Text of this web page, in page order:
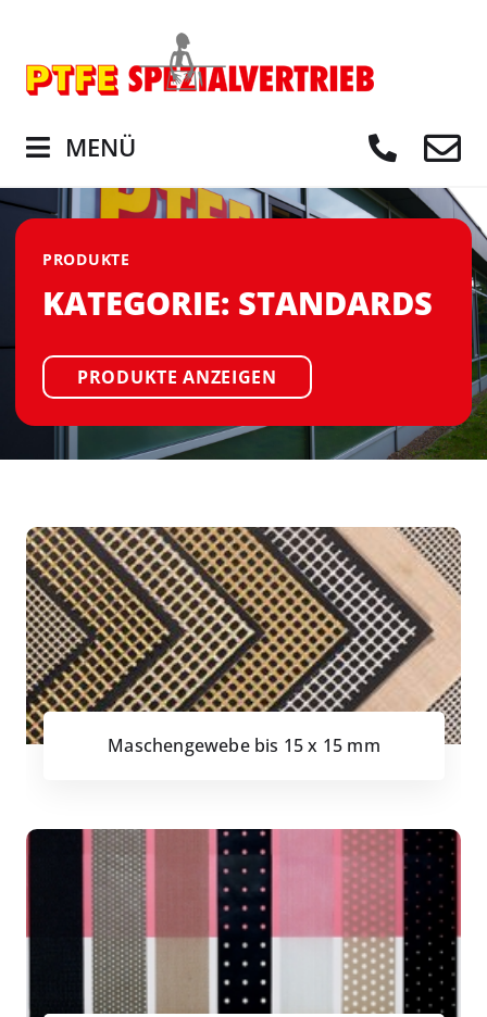
MENÜ
PRODUKTE
KATEGORIE: STANDARDS
PRODUKTE ANZEIGEN
Maschengewebe bis 15 x 15 mm